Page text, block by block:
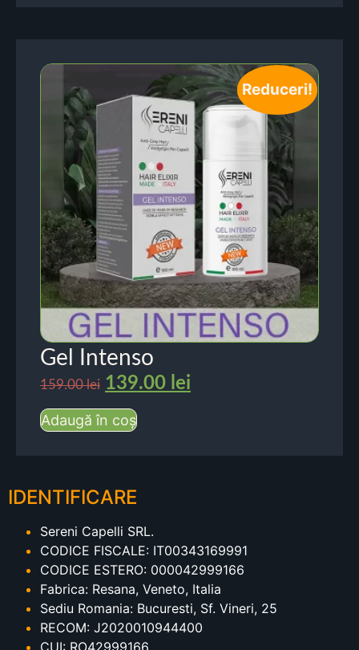
Reduceri!
Gel Intenso
159.00lei 139.00 lei
Adaugă în coș
IDENTIFICARE
Sereni Capelli SRL.
CODICE FISCALE: IT00343169991
CODICE ESTERO: 000042999166
Fabrica: Resana, Veneto, Italia
Sediu Romania: Bucuresti, Sf. Vineri, 25
RECOM: J2020010944400